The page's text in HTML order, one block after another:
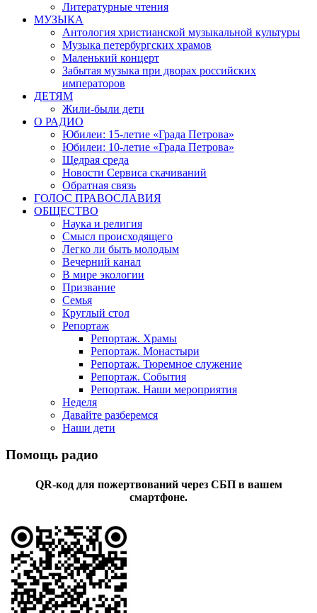
Литературные чтения
МУЗЫКА
Антология христианской музыкальной культуры
Музыка петербургских храмов
Маленький концерт
Забытая музыка при дворах российских
императоров
ДЕТЯМ
Жили-были дети
О РАДИО
Юбилеи: 15-летие «Града Петрова»
Юбилеи: 10-летие «Града Петрова»
Щедрая среда
Новости Сервиса скачиваний
Обратная связь
ГОЛОС ПРАВОСЛАВИЯ
ОБЩЕСТВО
Наука и религия
Смысл происходящего
Легко ли быть молодым
Вечерний канал
В мире экологии
Призвание
Семья
Круглый стол
Репортаж
Репортаж. Храмы
Репортаж. Монастыри
Репортаж. Тюремное служение
Репортаж. События
Репортаж. Наши мероприятия
Неделя
Давайте разберемся
Наши дети
Помощь радио
QR-код для пожертвований через СБП в вашем
смартфоне.